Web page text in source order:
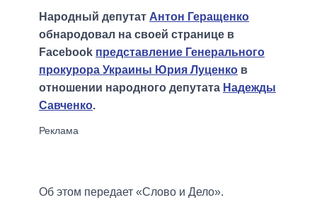
Народный депутат Антон Геращенко
обнародовал на своей странице в
Facebook представление Генерального
прокурора Украины Юрия Луценко в
отношении народного депутата Надежды
Савченко.
Об этом передает «Слово и Дело».